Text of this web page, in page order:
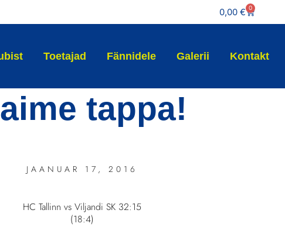
0,00€ 0
Toetajad Fännidele Galerii Kontakt
tappa!
JAANUAR 17, 2016
HC Tallinn vs Viljandi SK 32:15
(18:4)